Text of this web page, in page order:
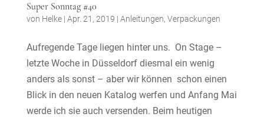
Super Sonntag #40
von Helke| Apr. 21, 2019 | Anleitungen, Verpackungen
Aufregende Tage liegen hinter uns. On Stage –
letzte Woche in Düsseldorf diesmal ein wenig
anders als sonst – aber wir können schon einen
Blick in den neuen Katalog werfen und Anfang Mai
werde ich sie auch versenden. Beim heutigen